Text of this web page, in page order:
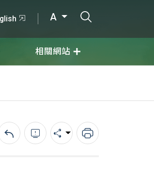
A
相關網站
回上一頁錯誤回報分享 列印